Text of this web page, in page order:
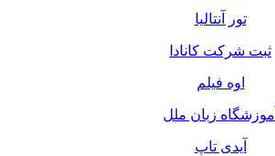
تور آنتالیا
ثبت شرکت کانادا
اوه فیلم
آموزشگاه زبان ملل
آیدی تاپ